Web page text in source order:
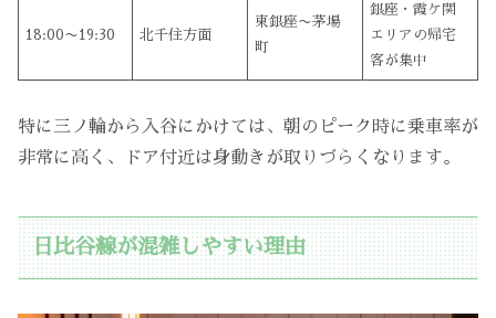
18:00〜19:30 北千住方面
東銀座〜茅場
町
銀座・霞ケ関
エリアの帰宅
客が集中
特に三ノ輪から入谷にかけては、朝のピーク時に乗車率が
非常に高く、ドア付近は身動きが取りづらくなります。
日比谷線が混雑しやすい理由